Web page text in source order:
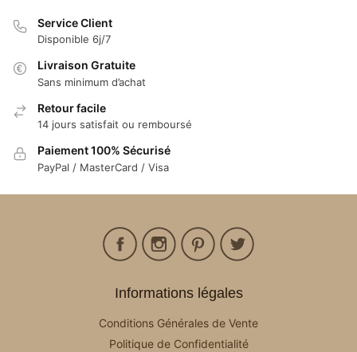
Service Client
Disponible 6j/7
Livraison Gratuite
Sans minimum d’achat
Retour facile
14 jours satisfait ou remboursé
Paiement 100% Sécurisé
PayPal / MasterCard / Visa
Informations légales
Conditions Générales de Vente
Politique de Confidentialité